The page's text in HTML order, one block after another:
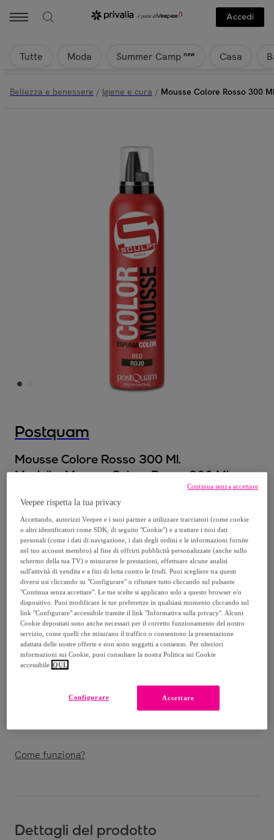
Accedi
Tutte Moda Summer Camp new Casa
Bellezza e benessere / Igiene e cura / Mousse Colore Rosso 300
Postquam
Mousse Colore Rosso 300 Ml.
Modello: Mousse Colore Rosso 300 Ml.
10,99 €
13, €
-20%
Venduto daPostquam Cosmetic
Consegna
Consegna da
Come funziona?
Dettagli del prodotto
Veepee rispetta la tua privacy
Accettando, autorizzi Veepee e i suoi partner a utilizzare tracciatori (come cookie
o altri identificatori come SDK, di seguito "Cookie") e a trattare i tuoi dati
personali (come i dati di navigazione, i dati degli ordini e le informazioni fornite
nel tuo account membro) al fine di offrirti pubblicità personalizzate (anche sullo
schermo della tua TV) e misurarne le prestazioni, effettuare alcune analisi
sull'attività di vendita e a fini di lotta contro le frodi. Puoi scegliere tra questi
diversi usi cliccando su "Configurare" o rifiutare tutto cliccando sul pulsante
"Continua senza accettare". Le tue scelte si applicano solo a questo browser e/o
dispositivo. Puoi modificare le tue preferenze in qualsiasi momento cliccando sul
link "Configurare" accessibile tramite il link "Informativa sulla privacy". Alcuni
Cookie depositati sono anche necessari per il corretto funzionamento del nostro
servizio, come quelli che misurano il traffico o consentono la presentazione
adattata delle nostre offerte e non sono soggetti a consenso. Per ulteriori
informazioni sui Cookie, puoi consultare la nostra Politica sui Cookie
accessibile QUI.
Accettare
Configurare
Continua senza accettare